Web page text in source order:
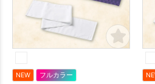
NEW フルカラー